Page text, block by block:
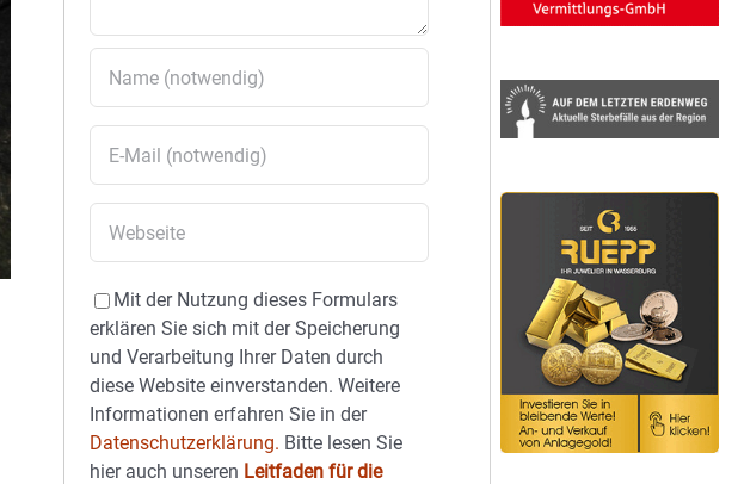
Mit der Nutzung dieses Formulars
erklären Sie sich mit der Speicherung
und Verarbeitung Ihrer Daten durch
diese Website einverstanden. Weitere
Informationen erfahren Sie in der
Datenschutzerklärung. Bitte lesen Sie
hier auch unseren Leitfaden für die